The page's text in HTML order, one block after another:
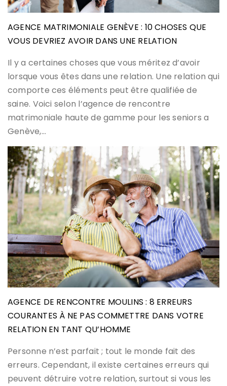
AGENCE MATRIMONIALE GENÈVE : 10 CHOSES QUE
VOUS DEVRIEZ AVOIR DANS UNE RELATION
Il y a certaines choses que vous méritez d’avoir
lorsque vous êtes dans une relation. Une relation qui
comporte ces éléments peut être qualifiée de
saine. Voici selon l’agence de rencontre
matrimoniale haute de gamme pour les seniors a
Genève,…
AGENCE DE RENCONTRE MOULINS : 8 ERREURS
COURANTES À NE PAS COMMETTRE DANS VOTRE
RELATION EN TANT QU’HOMME
Personne n’est parfait ; tout le monde fait des
erreurs. Cependant, il existe certaines erreurs qui
peuvent détruire votre relation, surtout si vous les